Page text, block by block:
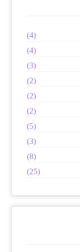
(4)
(4)
(3)
(2)
(2)
(2)
(5)
(3)
(8)
(25)